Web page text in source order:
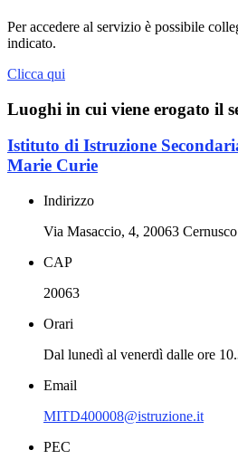
Per accedere al servizio è possibile
indicato.
Clicca qui
Luoghi in cui viene erogato il
Istituto di Istruzione
Marie Curie
Indirizzo
Via Masaccio, 4, 20063
CAP
20063
Orari
Dal lunedì al venerdì dalle ore
Email
MITD400008@istruzione.it
PEC